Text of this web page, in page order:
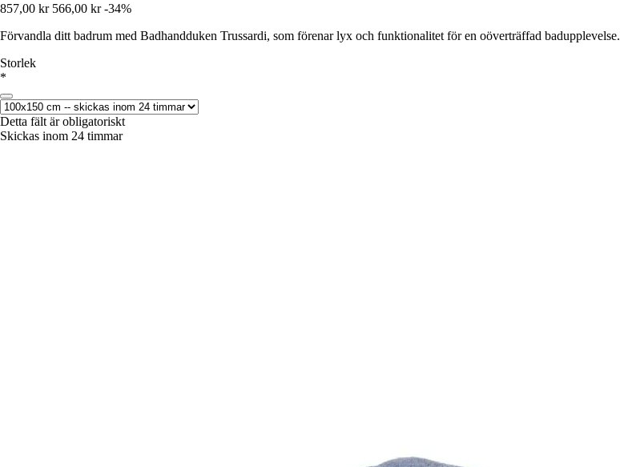
857,00 kr 566,00 kr -34%
Förvandla ditt badrum med Badhandduken Trussardi, som förenar lyx och funktionalitet för en oöverträffad badupplevelse.
Storlek
*
Detta fält är obligatoriskt
Skickas inom 24 timmar